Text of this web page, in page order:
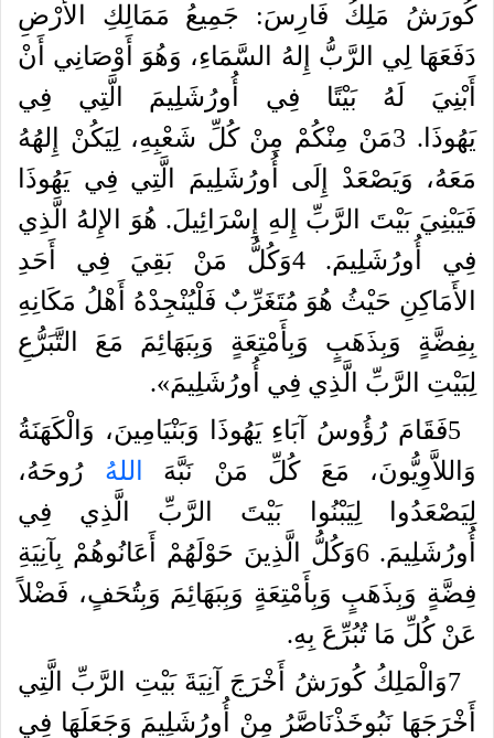
كُورَشُ
مَلِكُ فَارِسَ: جَمِيعُ مَمَالِكِ
الأَرْضِ
دَفَعَهَا لِي الرَّبُّ إِلهُ السَّمَاءِ، وَهُوَ أَوْصَانِي
أَنْ
أَبْنِيَ
لَهُ بَيْتًا فِي أُورُشَلِيمَ الَّتِي
فِي
يَهُوذَا .
3مَنْ مِنْكُمْ مِنْ كُلِّ شَعْبِهِ، لِيَكُنْ
إِلهُهُ
مَعَهُ، وَيَصْعَدْ إِلَى أُورُشَلِيمَ الَّتِي فِي يَهُوذَا
فَيَبْنِيَ بَيْتَ الرَّبِّ إِلهِ إِسْرَائِيلَ. هُوَ الإِلهُ
الَّذِي
فِي
أُورُشَلِيمَ.
4وَكُلُّ مَنْ بَقِيَ فِي
أَحَدِ
الأَمَاكِنِ حَيْثُ هُوَ مُتَغَرِّبٌ فَلْيُنْجِدْهُ أَهْلُ مَكَانِهِ
بِفِضَّةٍ
وَبِذَهَبٍ وَبِأَمْتِعَةٍ وَبِبَهَائِمَ مَعَ
التَّبَرُّعِ
لِبَيْتِ
الرَّبِّ الَّذِي فِي أُورُشَلِيمَ».
5فَقَامَ رُؤُوسُ آبَاءِ يَهُوذَا وَبَنْيَامِينَ، وَالْكَهَنَةُ
وَاللاَّوِيُّونَ،
مَعَ كُلِّ مَنْ نَبَّهَ الله
رُوحَهُ،
لِيَصْعَدُوا
لِيَبْنُوا بَيْتَ الرَّبِّ الَّذِي
فِي
أُورُشَلِيمَ.
6وَكُلُّ الَّذِينَ حَوْلَهُمْ أَعَانُوهُمْ بِآنِيَةِ
فِضَّةٍ وَبِذَهَبٍ وَبِأَمْتِعَةٍ وَبِبَهَائِمَ وَبِتُحَفٍ، فَضْلاً
عَنْ كُلِّ مَا تُبُرِّعَ بِهِ.
7وَالْمَلِكُ كُورَشُ أَخْرَجَ آنِيَةَ بَيْتِ الرَّبِّ
الَّتِي
أَخْرَجَهَا نَبُوخَذْنَاصَّرُ مِنْ أُورُشَلِيمَ وَجَعَلَهَا فِي